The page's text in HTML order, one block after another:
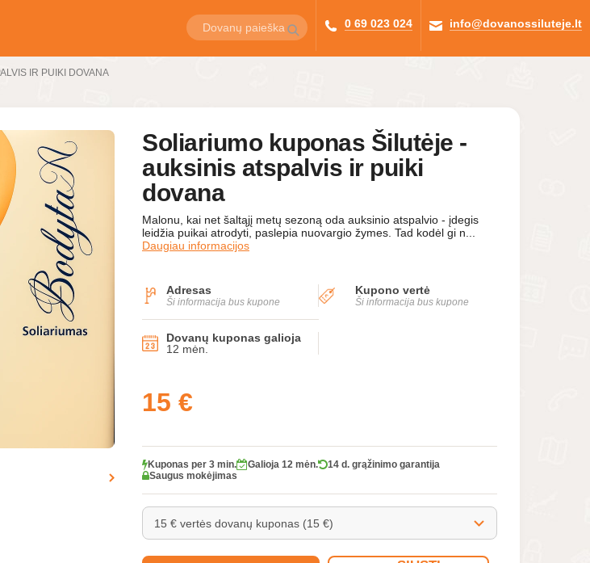
info@dovanossiluteje.lt
0 69 023 024
IR PUIKI DOVANA
Soliariumo kuponas Šilutėje -
auksinis atspalvis ir puiki
dovana
Malonu, kai net šaltąjį metų sezoną oda auksinio atspalvio - įdegis
leidžia puikai atrodyti, paslepia nuovargio žymes. Tad kodėl gi n...
Daugiau informacijos
Adresas
Ši informacija bus kupone
Kupono vertė
Ši informacija bus kupone
Dovanų kuponas galioja
12 mėn.
15 €
Kuponas per 3 min. Galioja 12 mėn.
14 d. grąžinimo garantija
Saugus mokėjimas